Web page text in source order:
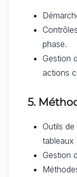
phase.
Gestion
actions
5.
Outils de
tableaux
Gestion